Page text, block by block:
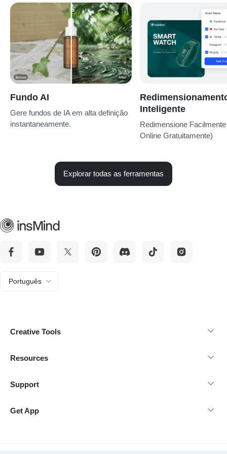
Fundo AI
Gere fundos de IA em alta definição
instantaneamente.
Inteligente
Redimensione
Online Gratuitamente)
Explorar todas as ferramentas
Português
Creative Tools
Resources
Support
Get App